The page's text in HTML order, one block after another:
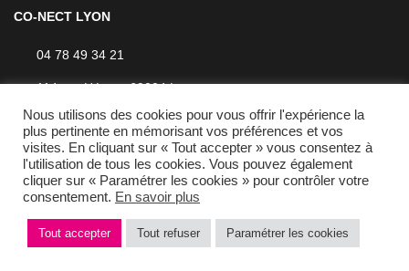
CO-NECT LYON
04 78 49 34 21
114 rue Hénon, 69004 Lyon
Privacy policy Terms of Sales
Site map Legal information Réalisation : Definima
Nous utilisons des cookies pour vous offrir l'expérience la
plus pertinente en mémorisant vos préférences et vos
visites. En cliquant sur « Tout accepter » vous consentez à
l'utilisation de tous les cookies. Vous pouvez également
cliquer sur « Paramétrer les cookies » pour contrôler votre
consentement. En savoir plus
Tout accepter Tout refuser Paramétrer les cookies